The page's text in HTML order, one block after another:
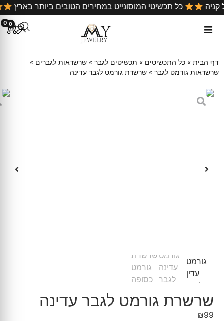
קניה כל תכשיטי המוסונייט במחירים הטובים ביותר בארץ
0 0
דף הבית » כל התכשיטים » תכשיטים לגבר » שרשראות לגברים »
שרשראות גורמט לגבר » שרשרת גורמט לגבר עדינה
שרשרת גורמט לגבר עדינה
₪99